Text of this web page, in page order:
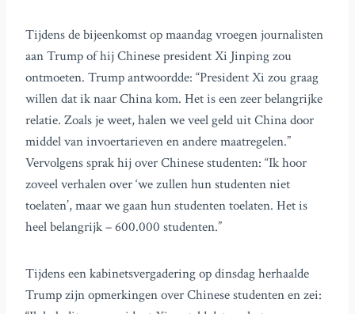
Tijdens de bijeenkomst op maandag vroegen journalisten
aan Trump of hij Chinese president Xi Jinping zou
ontmoeten. Trump antwoordde: “President Xi zou graag
willen dat ik naar China kom. Het is een zeer belangrijke
relatie. Zoals je weet, halen we veel geld uit China door
middel van invoertarieven en andere maatregelen.”
Vervolgens sprak hij over Chinese studenten: “Ik hoor
zoveel verhalen over ‘we zullen hun studenten niet
toelaten’, maar we gaan hun studenten toelaten. Het is
heel belangrijk – 600.000 studenten.”
Tijdens een kabinetsvergadering op dinsdag herhaalde
Trump zijn opmerkingen over Chinese studenten en zei: